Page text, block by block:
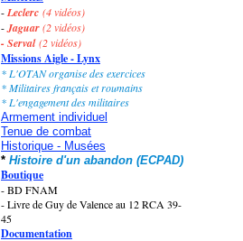
-Leclerc (4 vidéos)
-Jaguar(2 vidéos)
- Serval(2 vidéos)
Missions Aigle - Lynx
* L'OTAN organise des exercices
* Militaires français et roumains
* L'engagement des militaires
Armement individuel
Tenue de combat
Historique - Musées
* Histoire d'un abandon (ECPAD)
Boutique
-BD FNAM
-Livre de Guy de Valence au 12 RCA 39-
45
Documentation